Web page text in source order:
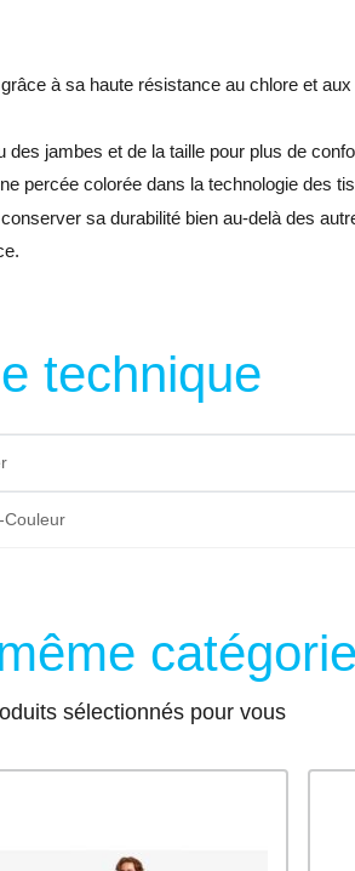
à sa haute résistance au chlore et aux
jambes et de la taille pour plus de
percée colorée dans la technologie des
sa durabilité bien au-delà des
technique
Couleur
sélectionnés pour vous